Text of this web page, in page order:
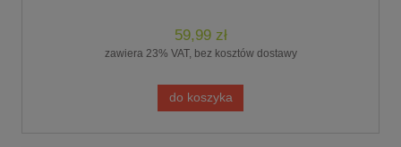
59,99 zł
zawiera 23% VAT, bez kosztów dostawy
do koszyka